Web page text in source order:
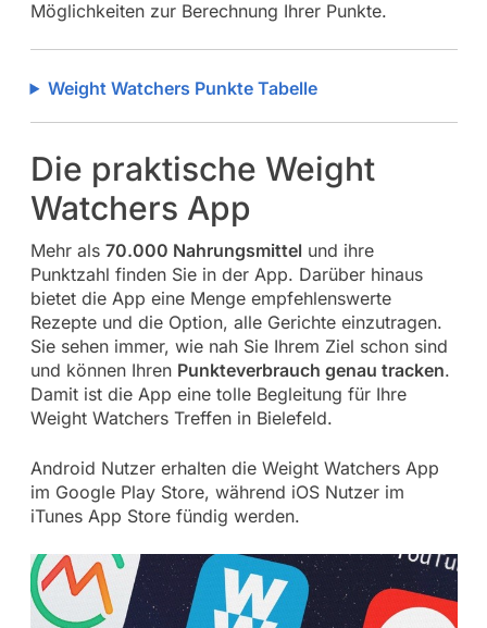
Möglichkeiten zur Berechnung Ihrer Punkte.
Weight Watchers Punkte Tabelle
Die praktische Weight
Watchers App
Mehr als 70.000 Nahrungsmittel und ihre
Punktzahl finden Sie in der App. Darüber hinaus
bietet die App eine Menge empfehlenswerte
Rezepte und die Option, alle Gerichte einzutragen.
Sie sehen immer, wie nah Sie Ihrem Ziel schon sind
und können Ihren Punkteverbrauch genau tracken.
Damit ist die App eine tolle Begleitung für Ihre
Weight Watchers Treffen in Bielefeld.
Android Nutzer erhalten die Weight Watchers App
im Google Play Store, während iOS Nutzer im
iTunes App Store fündig werden.